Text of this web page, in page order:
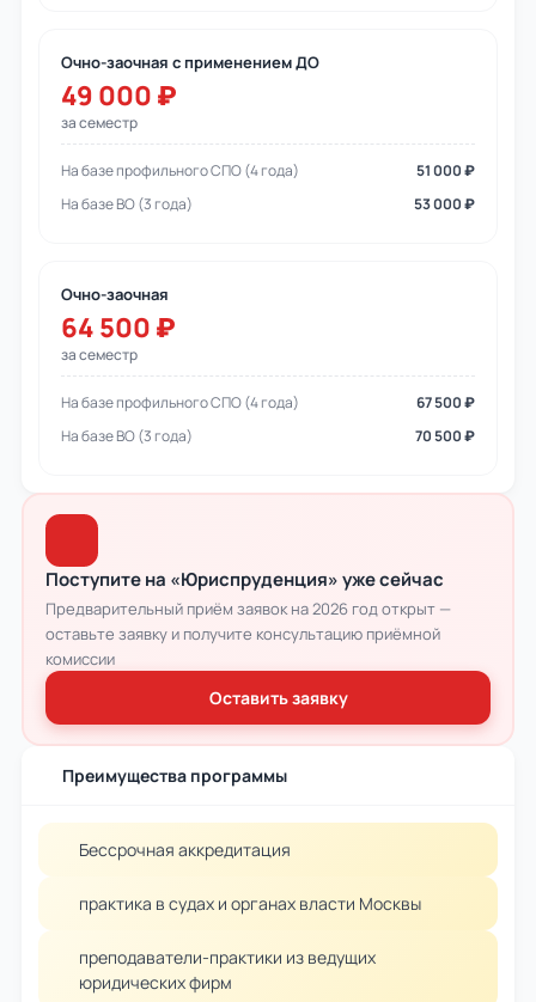
Очно-заочная с применением ДО
49 000 ₽
за семестр
На базе профильного СПО (4 года)
51 000 ₽
На базе ВО (3 года)
53 000 ₽
Очно-заочная
64 500 ₽
за семестр
На базе профильного СПО (4 года)
67 500 ₽
На базе ВО (3 года)
70 500 ₽
Поступите на «Юриспруденция» уже сейчас
Предварительный приём заявок на 2026 год открыт —
оставьте заявку и получите консультацию приёмной
комиссии
Оставить заявку
Преимущества программы
Бессрочная аккредитация
практика в судах и органах власти Москвы
преподаватели-практики из ведущих
юридических фирм